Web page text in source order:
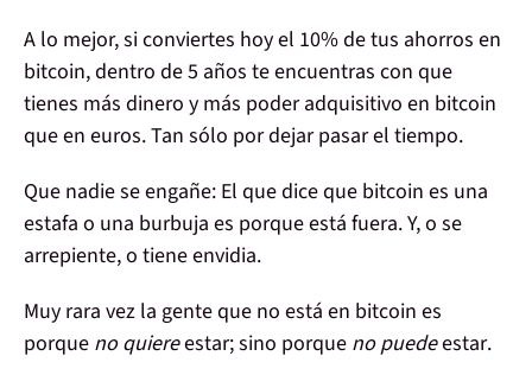
A lo mejor, si conviertes hoy el 10% de tus ahorros en
bitcoin, dentro de 5 años te encuentras con que
tienes más dinero y más poder adquisitivo en bitcoin
que en euros. Tan sólo por dejar pasar el tiempo.
Que nadie se engañe: El que diceque bitcoin es una
estafa o una burbuja es porqueestá fuera. Y, o se
arrepiente, o tieneenvidia.
Muy rara vez la genteque no está en bitcoin es
porque no quiereestar; sino porque no puedeestar.